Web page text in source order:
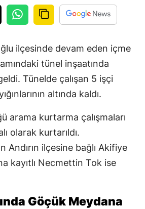
ilçesinde devam eden içme
tünel inşaatında
Tünelde çalışan 5 işçi
altında kaldı.
arama kurtarma çalışmaları
olarak kurtarıldı.
Andırın ilçesine bağlı Akifiye
kayıtlı Necmettin Tok ise
Göçük Meydana